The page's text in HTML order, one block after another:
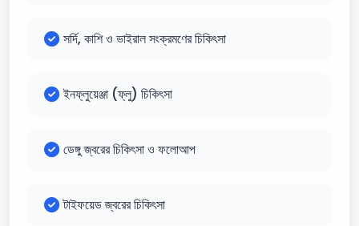
সর্দি, কাশি ও ভাইরাল সংক্রমণের চিকিৎসা
ইনফ্লুয়েঞ্জা (ফ্লু) চিকিৎসা
ডেঙ্গু জ্বরের চিকিৎসা ও ফলোআপ
টাইফয়েড জ্বরের চিকিৎসা